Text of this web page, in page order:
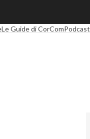
Le Guide di CorComPodcast